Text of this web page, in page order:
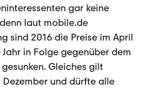
gar keine
laut mobile.de
sind 2016 die Preise im April
in Folge gegenüber dem
Gleiches gilt
und dürfte alle